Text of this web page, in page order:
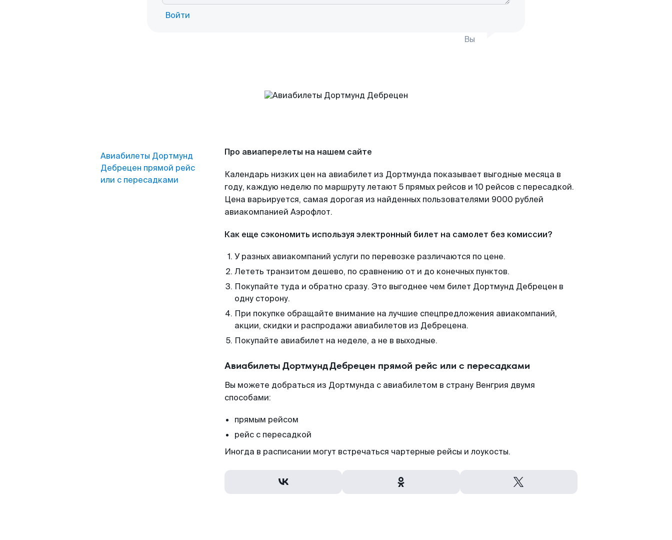
Войти
Вы
Авиабилеты Дортмунд
Дебрецен прямой рейс
или с пересадками
Про авиаперелеты на нашем сайте
Календарь низких цен на авиабилет из Дортмунда показывает выгодные месяца в
году, каждую неделю по маршруту летают 5 прямых рейсов и 10 рейсов с пересадкой.
Цена варьируется, самая дорогая из найденных пользователями 9000 рублей
авиакомпанией Аэрофлот.
Как еще сэкономить используя электронный билет на самолет без комиссии?
У разных авиакомпаний услуги по перевозке различаются по цене.
Лететь транзитом дешево, по сравнению от и до конечных пунктов.
Покупайте туда и обратно сразу. Это выгоднее чем билет Дортмунд Дебрецен в
одну сторону.
При покупке обращайте внимание на лучшие спецпредложения авиакомпаний,
акции, скидки и распродажи авиабилетов из Дебрецена.
Покупайте авиабилет на неделе, а не в выходные.
Авиабилеты Дортмунд Дебрецен прямой рейс или с пересадками
Вы можете добраться из Дортмунда с авиабилетом в страну Венгрия двумя
способами:
прямым рейсом
рейс с пересадкой
Иногда в расписании могут встречаться чартерные рейсы и лоукосты.